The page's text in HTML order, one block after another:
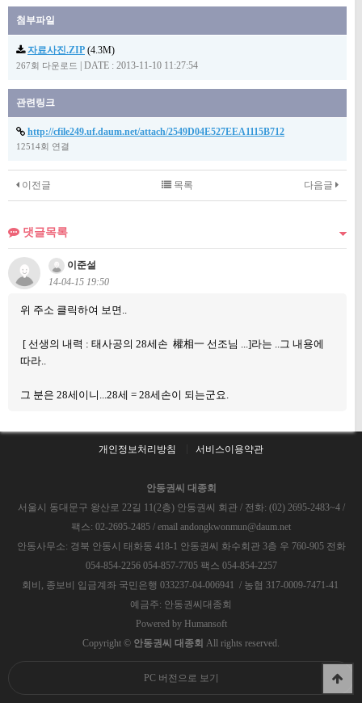
첨부파일
자료사진.ZIP (4.3M)
267회 다운로드 DATE : 2013-11-10 11:27:54
관련링크
http://cfile249.uf.daum.net/attach/2549D04E527EEA1115B712
12514회 연결
이전글 다음글
목록
댓글목록
이준설
14-04-15 19:50
위 주소 클릭하여 보면..
[ 선생의 내력 : 태사공의 28세손 權相一 선조님 ...]라는 ..그 내용에
따라..
그 분은 28세이니...28세 = 28세손이 되는군요.
개인정보처리방침 서비스이용약관
안동권씨 대종회
서울시 동대문구 왕산로 22길 11(2층) 안동권씨 회관 / 전화: (02) 2695-2483~4 /
팩스: 02-2695-2485 / email andongkwonmun@daum.net
안동사무소: 경북 안동시 태화동 418-1 안동권씨 화수회관 3층 우 760-905 전화
054-854-2256 054-857-7705 팩스 054-854-2257
회비, 종보비 입금계좌 국민은행 033237-04-006941 / 농협 317-0009-7471-41
예금주: 안동권씨대종회
Powered by Humansoft
Copyright © 안동권씨 대종회 All rights reserved.
PC 버전으로 보기